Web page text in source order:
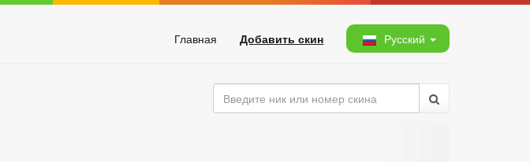
Главная Добавить скин Русский